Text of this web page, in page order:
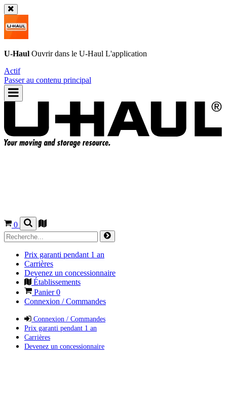
U-Haul Ouvrir dans le U-Haul L'application
Actif
Passer au contenu principal
0
Prix garanti pendant 1 an
Carrières
Devenez un concessionnaire
Établissements
Panier0
Connexion / Commandes
Connexion / Commandes
Prix garanti pendant 1 an
Carrières
Devenez un concessionnaire